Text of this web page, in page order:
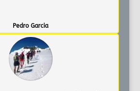
Pedro Garcia